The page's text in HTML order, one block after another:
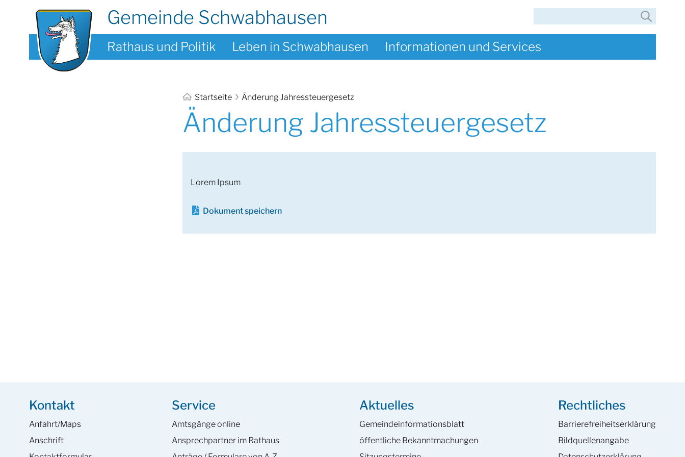
Gemeinde Schwabhausen
Rathaus und Politik Leben in Schwabhausen Informationen und Services
Startseite Änderung Jahressteuergesetz
Änderung Jahressteuergesetz
Lorem Ipsum
Dokument speichern
Kontakt
Anfahrt/Maps
Anschrift
Service
Amtsgänge online
Ansprech­partner im Rathaus
Aktuelles
Gemeinde­informations­blatt
öffentliche Bekanntmachungen
Rechtliches
Barrierefreiheits­erklärung
Bildquellenangabe